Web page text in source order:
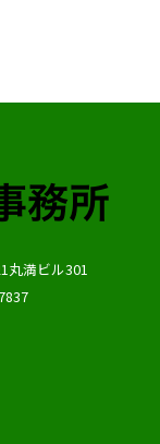
丸満ビル301